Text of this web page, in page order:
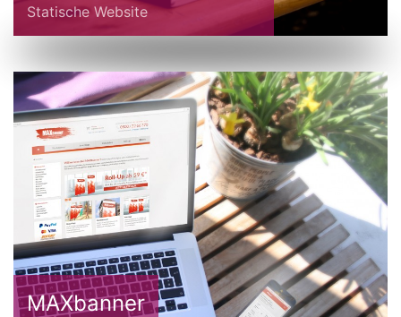
Statische Website
MAXbanner